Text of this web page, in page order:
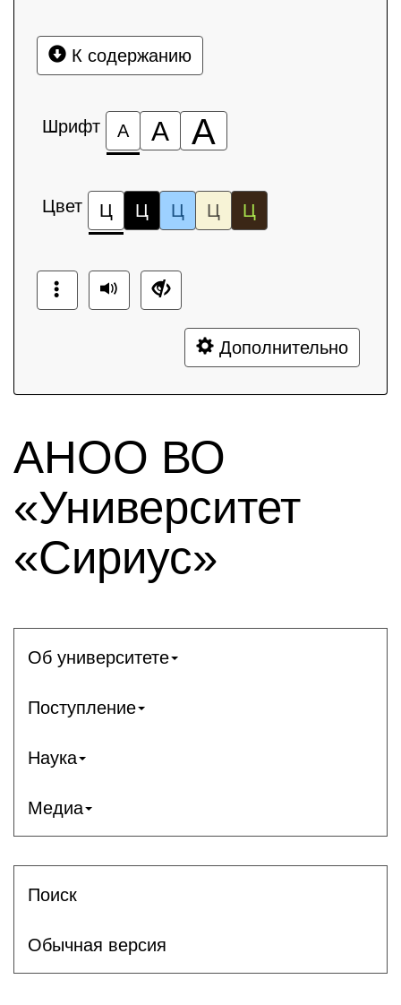
К содержанию
Шрифт А А А
Цвет Ц Ц Ц Ц Ц
Дополнительно
АНОО ВО
«Университет
«Сириус»
Об университете
Поступление
Наука
Медиа
Поиск
Обычная версия